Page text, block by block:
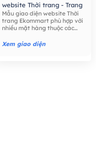
website Thời trang - Trang
Sức,Mẫu giao diện
website Bán hàng -
Thương mại điện tử,
Mẫu giao diện website Thời
trang Ekommart phù hợp với
nhiều mặt hàng thuộc các
thực phẩm, công nghệ, đồ
chơi trẻ em, đồng hồ, …
Xem giao diện